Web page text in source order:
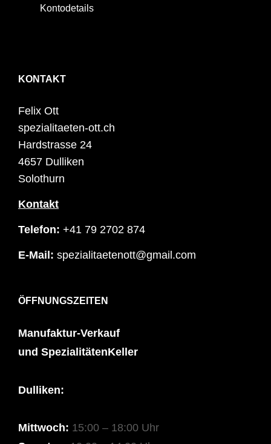
Kontodetails
KONTAKT
Felix Ott
spezialitaeten-ott.ch
Hardstrasse 24
4657 Dulliken
Solothurn
Kontakt
Telefon: +41 79 2702 874
E-Mail: spezialitaetenott@gmail.com
ÖFFNUNGSZEITEN
Manufaktur-Verkauf
und SpezialitätenKeller
Dulliken:
Mittwoch: 15:00 – 18:00 Uhr